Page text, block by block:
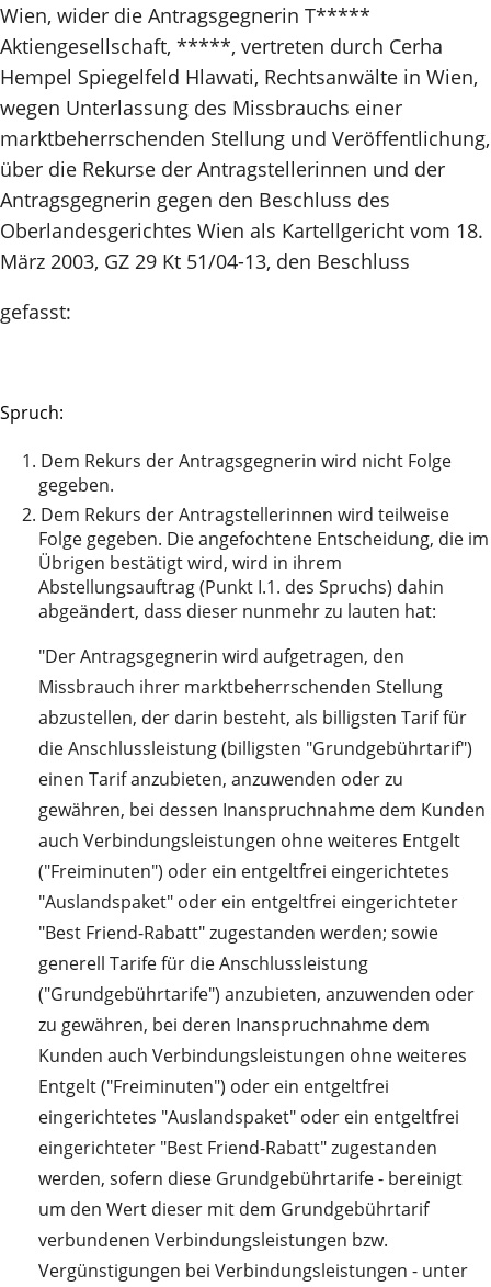
Wien, wider die Antragsgegnerin T*****
Aktiengesellschaft, *****, vertreten durch Cerha
Hempel Spiegelfeld Hlawati, Rechtsanwälte in Wien,
wegen Unterlassung des Missbrauchs einer
marktbeherrschenden Stellung und Veröffentlichung,
über die Rekurse der Antragstellerinnen und der
Antragsgegnerin gegen den Beschluss des
Oberlandesgerichtes Wien als Kartellgericht vom 18.
März 2003, GZ 29 Kt 51/04-13, den Beschluss
gefasst:
Spruch:
1. Dem Rekurs der Antragsgegnerin wird nicht Folge
gegeben.
2. Dem Rekurs der Antragstellerinnen wird teilweise
Folge gegeben. Die angefochtene Entscheidung, die im
Übrigen bestätigt wird, wird in ihrem
Abstellungsauftrag (Punkt I.1. des Spruchs) dahin
abgeändert, dass dieser nunmehr zu lauten hat:
"Der Antragsgegnerin wird aufgetragen, den
Missbrauch ihrer marktbeherrschenden Stellung
abzustellen, der darin besteht, als billigsten Tarif für
die Anschlussleistung (billigsten "Grundgebührtarif")
einen Tarif anzubieten, anzuwenden oder zu
gewähren, bei dessen Inanspruchnahme dem Kunden
auch Verbindungsleistungen ohne weiteres Entgelt
("Freiminuten") oder ein entgeltfrei eingerichtetes
"Auslandspaket" oder ein entgeltfrei eingerichteter
"Best Friend-Rabatt" zugestanden werden; sowie
generell Tarife für die Anschlussleistung
("Grundgebührtarife") anzubieten, anzuwenden oder
zu gewähren, bei deren Inanspruchnahme dem
Kunden auch Verbindungsleistungen ohne weiteres
Entgelt ("Freiminuten") oder ein entgeltfrei
eingerichtetes "Auslandspaket" oder ein entgeltfrei
eingerichteter "Best Friend-Rabatt" zugestanden
werden, sofern diese Grundgebührtarife - bereinigt
um den Wert dieser mit dem Grundgebührtarif
verbundenen Verbindungsleistungen bzw.
Vergünstigungen bei Verbindungsleistungen - unter